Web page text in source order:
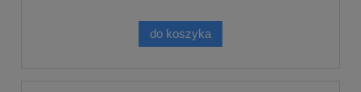
do koszyka